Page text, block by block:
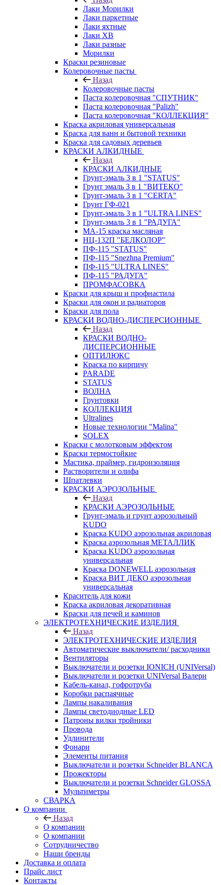
Лаки Морилки
Лаки паркетные
Лаки яхтные
Лаки ХВ
Лаки разные
Морилки
Краски резиновые
Колеровочные пасты
Назад
Колеровочные пасты
Паста колеровочная "СПУТНИК"
Паста колеровочная "Palizh"
Паста колеровочная "КОЛЛЕКЦИЯ"
Краска акриловая универсальная
Краска для ванн и бытовой техники
Краска для садовых деревьев
КРАСКИ АЛКИДНЫЕ
Назад
КРАСКИ АЛКИДНЫЕ
Грунт-эмаль 3 в 1 "STATUS"
Грунт эмаль 3 в 1 "ВИТЕКО"
Грунт-эмаль 3 в 1 "CERTA"
Грунт ГФ-021
Грунт-эмаль 3 в 1 "ULTRA LINES"
Грунт-эмаль 3 в 1 "РАДУГА"
МА-15 краска масляная
НЦ-132П "БЕЛКОЛОР"
ПФ-115 "STATUS"
ПФ-115 "Snezhna Premium"
ПФ-115 "ULTRA LINES"
ПФ-115 "РАДУГА"
ПРОМФАСОВКА
Краски для крыш и профнастила
Краски для окон и радиаторов
Краски для пола
КРАСКИ ВОДНО-ДИСПЕРСИОННЫЕ
Назад
КРАСКИ ВОДНО-
ДИСПЕРСИОННЫЕ
ОПТИЛЮКС
Краска по кирпичу
PARADE
STATUS
ВОЛНА
Грунтовки
КОЛЛЕКЦИЯ
Ultralines
Новые технологии "Malina"
SOLEX
Краски с молотковым эффектом
Краски термостойкие
Мастика, праймер, гидроизоляция
Растворители и олифа
Шпатлевки
КРАСКИ АЭРОЗОЛЬНЫЕ
Назад
КРАСКИ АЭРОЗОЛЬНЫЕ
Грунт-эмаль и грунт аэрозольный
KUDO
Краска KUDO аэрозольная акриловая
Краска аэрозольная МЕТАЛЛИК
Краска KUDO аэрозольная
универсальная
Краска DONEWELL аэрозольная
Краска ВИТ ДЕКО аэрозольная
универсальная
Краситель для кожи
Краска акриловая декоративная
Краски для печей и каминов
ЭЛЕКТРОТЕХНИЧЕСКИЕ ИЗДЕЛИЯ
Назад
ЭЛЕКТРОТЕХНИЧЕСКИЕ ИЗДЕЛИЯ
Автоматические выключатели/ расходники
Вентиляторы
Выключатели и розетки IONICH (UNIVersal)
Выключатели и розетки UNIVersal Валери
Кабель-канал, гофротруба
Коробки распаячные
Лампы накаливания
Лампы светодиодные LED
Патроны вилки тройники
Провода
Удлинители
Фонари
Элементы питания
Выключатели и розетки Schneider BLANCA
Прожекторы
Выключатели и розетки Schneider GLOSSA
Мультиметры
СВАРКА
О компании
Назад
О компании
О компании
Сотрудничество
Наши бренды
Доставка и оплата
Прайс лист
Контакты